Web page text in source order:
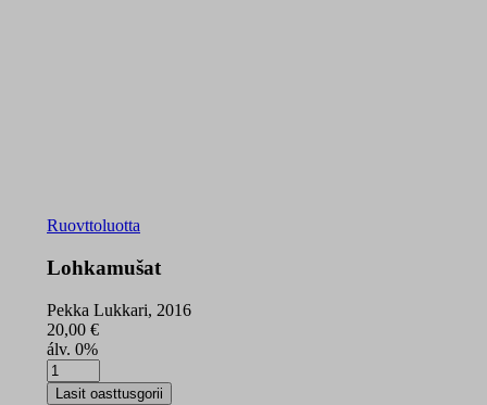
Ruovttoluotta
Lohkamušat
Pekka Lukkari, 2016
20,00 €
álv. 0%
Lohkamušat
quantity
Lasit oasttusgorii